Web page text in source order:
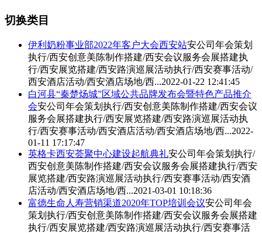
切换类目
伊利奶粉事业部2022年客户大会西安站安公司年会策划
执行/西安创意美陈制作搭建/西安会议服务会展搭建执
行/西安展览搭建/西安路演巡展活动执行/西安赛事活动/
西安酒店活动/西安酒店场地/西...2022-01-22 12:41:45
白河县“秦楚炀城”区域公共品牌发布会暨特色产品推介
会安公司年会策划执行/西安创意美陈制作搭建/西安会议
服务会展搭建执行/西安展览搭建/西安路演巡展活动执
行/西安赛事活动/西安酒店活动/西安酒店场地/西...2022-
01-11 17:17:47
英格卡西安荟聚中心建设起航典礼安公司年会策划执行/
西安创意美陈制作搭建/西安会议服务会展搭建执行/西安
展览搭建/西安路演巡展活动执行/西安赛事活动/西安酒
店活动/西安酒店场地/西...2021-03-01 10:18:36
富德生命人寿营销渠道2020年TOP培训会议安公司年会
策划执行/西安创意美陈制作搭建/西安会议服务会展搭建
执行/西安展览搭建/西安路演巡展活动执行/西安赛事活